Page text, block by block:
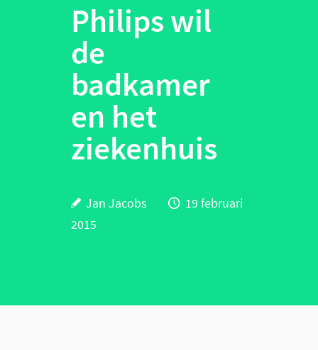
Philips wil
de
badkamer
en het
ziekenhuis
Jan Jacobs
19 februari
2015